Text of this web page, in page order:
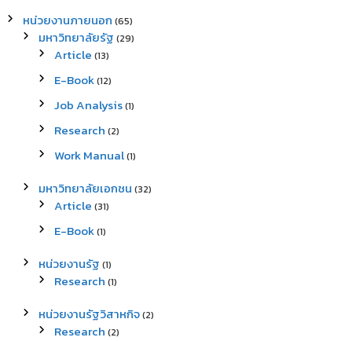
หน่วยงานภายนอก (65)
มหาวิทยาลัยรัฐ (29)
Article (13)
E-Book(12)
Job Analysis(1)
Research (2)
Work Manual(1)
มหาวิทยาลัยเอกชน (32)
Article (31)
E-Book(1)
หน่วยงานรัฐ (1)
Research (1)
หน่วยงานรัฐวิสาหกิจ(2)
Research (2)